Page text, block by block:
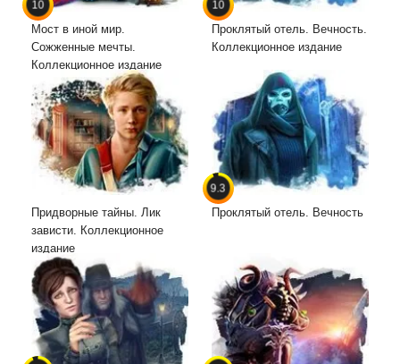
10
Мост в иной мир.
Сожженные мечты.
Коллекционное издание
10
Проклятый отель. Вечность.
Коллекционное издание
Придворные тайны. Лик
зависти. Коллекционное
издание
9.3
Проклятый отель. Вечность